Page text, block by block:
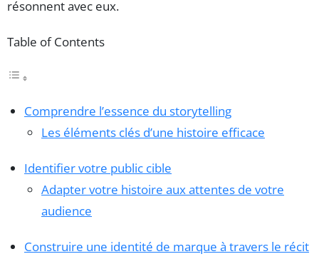
résonnent avec eux.
Table of Contents
Comprendre l’essence du storytelling
Les éléments clés d’une histoire efficace
Identifier votre public cible
Adapter votre histoire aux attentes de votre
audience
Construire une identité de marque à travers le récit